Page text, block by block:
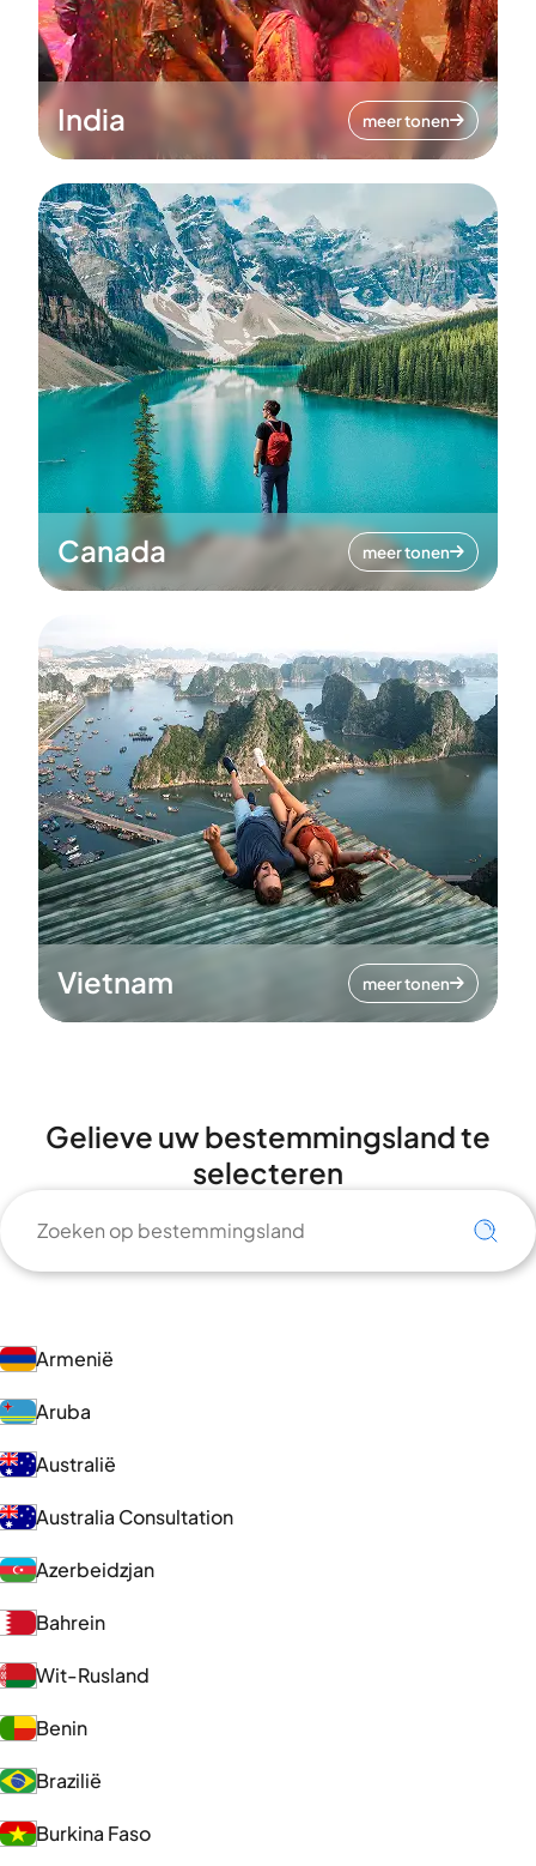
India meer tonen
Canada meer tonen
Vietnam meer tonen
Gelieve uw bestemmingsland te
selecteren
Armenië
Aruba
Australië
Australia Consultation
Azerbeidzjan
Bahrein
Wit-Rusland
Benin
Brazilië
Burkina Faso